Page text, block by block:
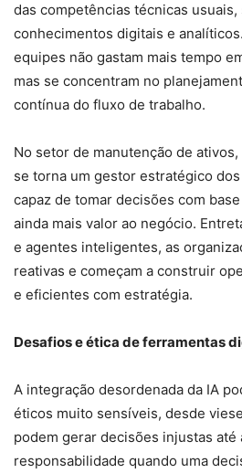
das competências técnicas usuais,
conhecimentos digitais e
equipes não gastam mais tempo
mas se concentram no
contínua do fluxo de trabalho.
No setor de manutenção de
se torna um gestor estratégico
capaz de tomar decisões com
ainda mais valor ao negócio.
e agentes inteligentes, as
reativas e começam a construir
e eficientes com estratégia.
Desafios e ética de ferramentas
A integração desordenada da IA
éticos muito sensíveis, desde
podem gerar decisões injustas
responsabilidade quando uma